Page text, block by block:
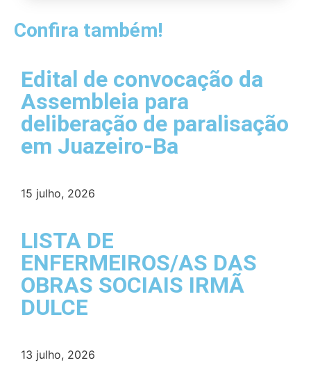
Confira também!
Edital de convocação da
Assembleia para
deliberação de paralisação
em Juazeiro-Ba
15 julho, 2026
LISTA DE
ENFERMEIROS/AS DAS
OBRAS SOCIAIS IRMÃ
DULCE
13 julho, 2026